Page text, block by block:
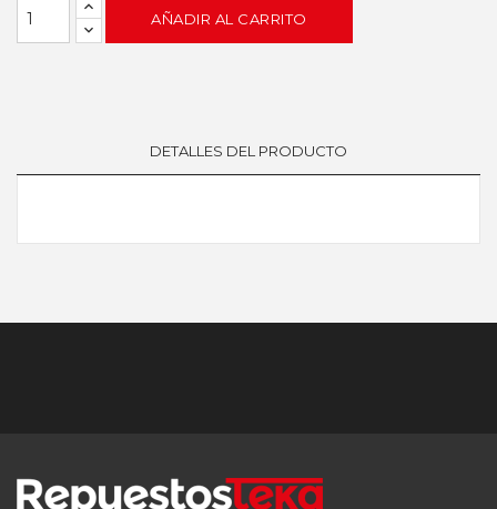
AÑADIR AL CARRITO
DETALLES DEL PRODUCTO